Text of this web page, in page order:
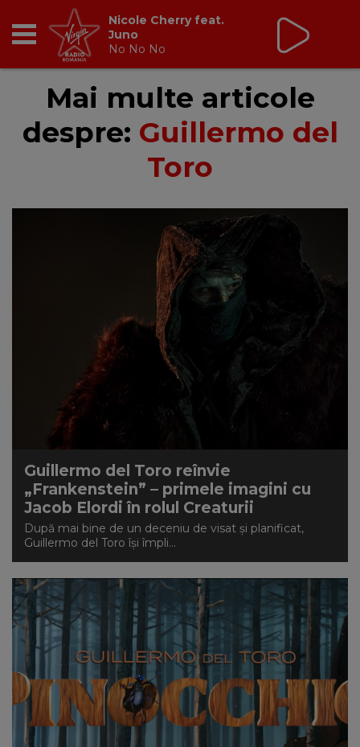
RADIO
BREAKFAST
DANCEFLOOR CHART
RADIO ACADEMY
CONTUL MEU
Nicole Cherry feat.
Juno
No No No
Mai multe articole
despre: Guillermo del
Toro
Guillermo del Toro reînvie
„Frankenstein” – primele imagini cu
Jacob Elordi în rolul Creaturii
După mai bine de un deceniu de visat și planificat,
Guillermo del Toro își împli...